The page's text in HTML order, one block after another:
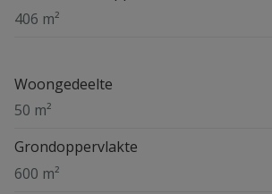
406 m²
Woongedeelte
50 m²
Grondoppervlakte
600 m²